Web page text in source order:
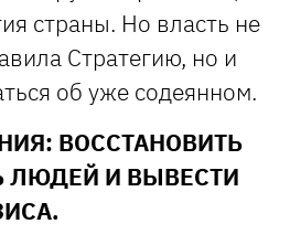
страны. Но власть не
Стратегию, но и
об уже содеянном.
ВОССТАНОВИТЬ
ЛЮДЕЙ И ВЫВЕСТИ